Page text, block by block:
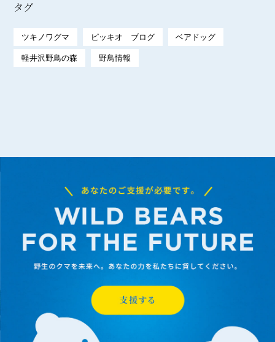
タグ
ツキノワグマ ピッキオ ブログ ベアドッグ
軽井沢野鳥の森 野鳥情報